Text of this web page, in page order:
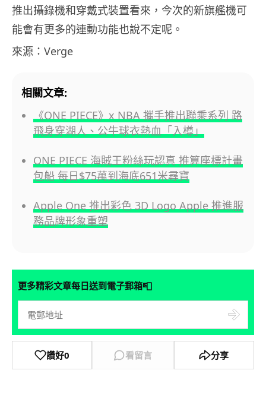
推出攝錄機和穿戴式裝置看來，今次的新旗艦機可
能會有更多的連動功能也說不定呢。
來源：Verge
相關文章:
《ONE PIECE》x NBA 攜手推出聯乘系列 路
飛身穿湖人、公牛球衣熱血「入樽」
ONE PIECE 海賊王粉絲玩認真 推算座標計畫
包船 每日$75萬到海底651米尋寶
Apple One 推出彩色 3D Logo Apple 推進服
務品牌形象重塑
更多精彩文章每日送到電子郵箱📮
讚好0 看留言 分享